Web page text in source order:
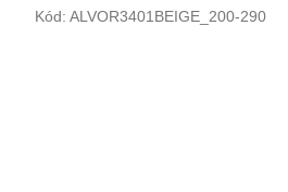
Kód: ALVOR3401BEIGE_200-290